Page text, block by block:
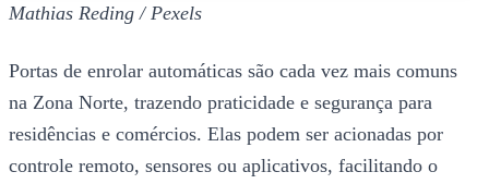
Mathias Reding / Pexels
Portas de enrolar automáticas são cada vez mais comuns
na Zona Norte, trazendo praticidade e segurança para
residências e comércios. Elas podem ser acionadas por
controle remoto, sensores ou aplicativos, facilitando o